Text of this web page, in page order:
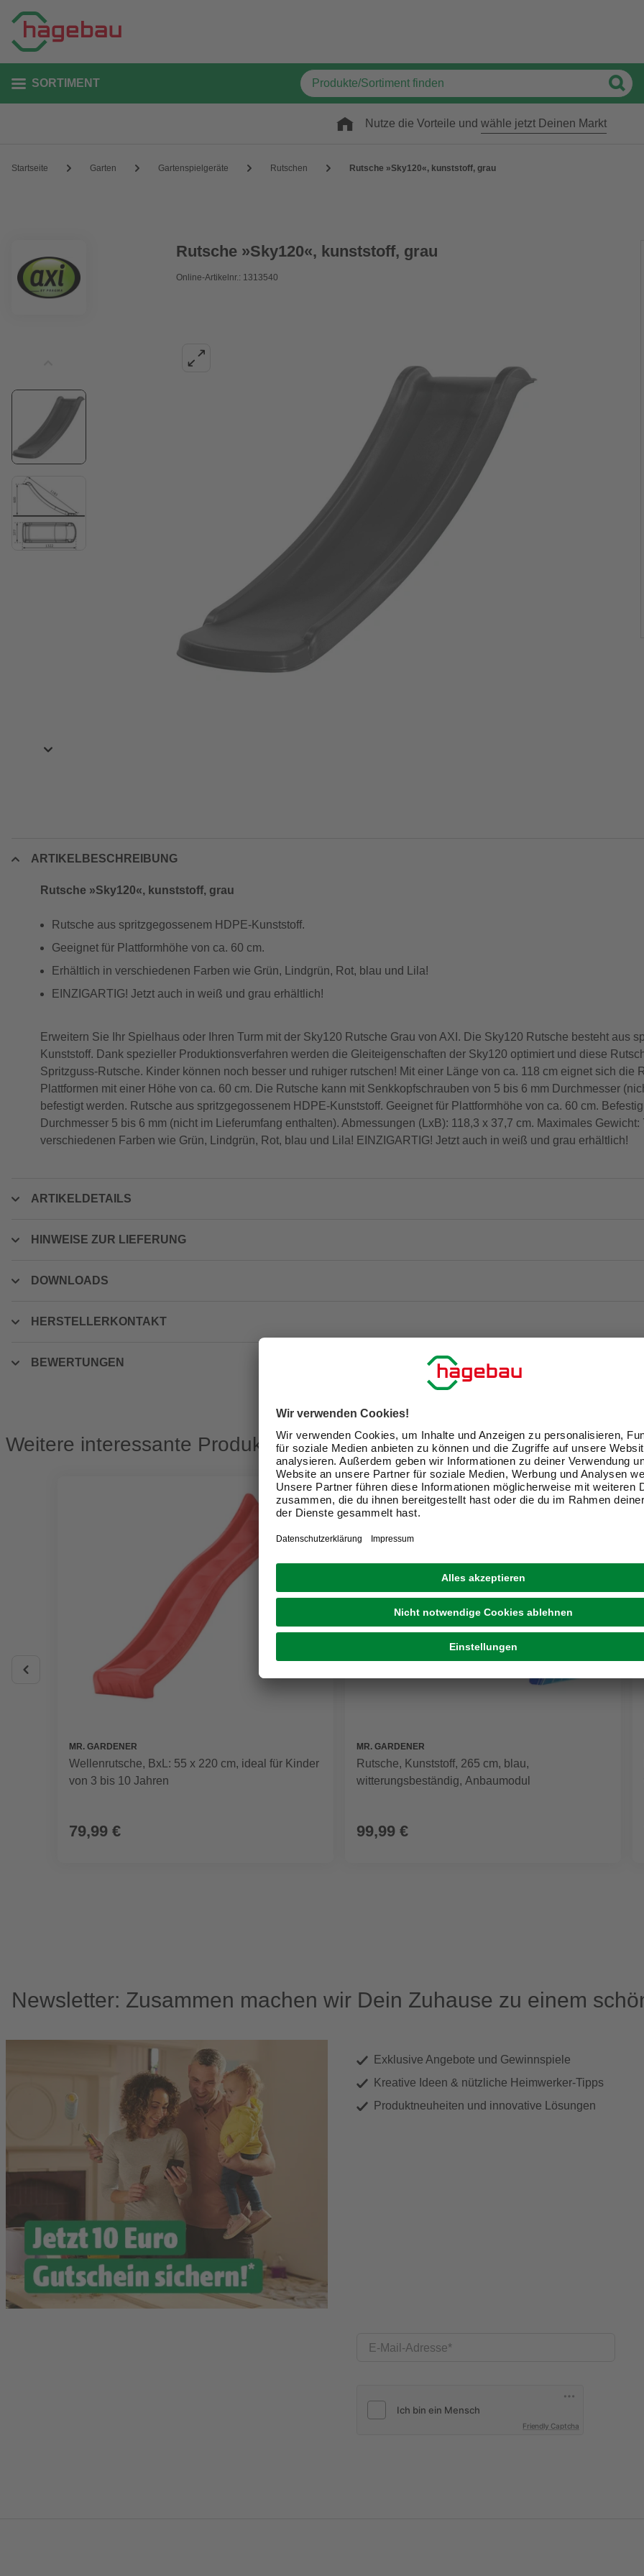
SORTIMENT
Nutze die Vorteile und wähle jetzt Deinen Markt
Startseite Garten Gartenspielgeräte Rutschen Rutsche »Sky120«, kunststoff, grau
Rutsche »Sky120«, kunststoff, grau
Online-Artikelnr.: 1313540
ARTIKELBESCHREIBUNG
Rutsche »Sky120«, kunststoff, grau
Rutsche aus spritzgegossenem HDPE-Kunststoff.
Geeignet für Plattformhöhe von ca. 60 cm.
Erhältlich in verschiedenen Farben wie Grün, Lindgrün, Rot, blau und Lila!
EINZIGARTIG! Jetzt auch in weiß und grau erhältlich!
Erweitern Sie Ihr Spielhaus oder Ihren Turm mit der Sky120 Rutsche Grau von AXI. Die Sky120 Rutsche besteht aus
Kunststoff. Dank spezieller Produktionsverfahren werden die Gleiteigenschaften der Sky120 optimiert und diese
Spritzguss-Rutsche. Kinder können noch besser und ruhiger rutschen! Mit einer Länge von ca. 118 cm eignet sich die
Plattformen mit einer Höhe von ca. 60 cm. Die Rutsche kann mit Senkkopfschrauben von 5 bis 6 mm Durchmesser
befestigt werden. Rutsche aus spritzgegossenem HDPE-Kunststoff. Geeignet für Plattformhöhe von ca. 60 cm.
Durchmesser 5 bis 6 mm (nicht im Lieferumfang enthalten). Abmessungen (LxB): 118,3 x 37,7 cm. Maximales
verschiedenen Farben wie Grün, Lindgrün, Rot, blau und Lila! EINZIGARTIG! Jetzt auch in weiß und grau erhältlich!
ARTIKELDETAILS
HINWEISE ZUR LIEFERUNG
DOWNLOADS
HERSTELLERKONTAKT
BEWERTUNGEN
Weitere interessante Produkte
MR. GARDENER
Wellenrutsche, BxL: 55 x 220 cm, ideal für Kinder
von 3 bis 10 Jahren
79,99 €
MR. GARDENER
Rutsche, Kunststoff, 265 cm, blau,
witterungsbeständig, Anbaumodul
99,99 €
Newsletter: Zusammen machen wir Dein Zuhause zu einem
Exklusive Angebote und Gewinnspiele
Kreative Ideen & nützliche Heimwerker-Tipps
Produktneuheiten und innovative Lösungen
E-Mail-Adresse
Friendly Captcha